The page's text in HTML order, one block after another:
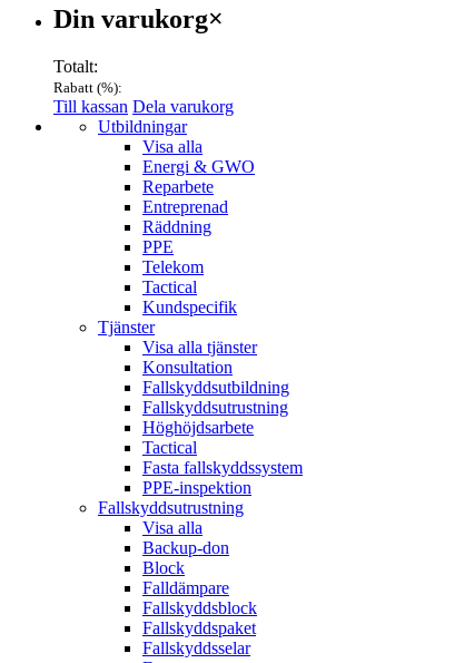
Varukorg
Din varukorg×
Totalt:
Rabatt (%):
Till kassan Dela varukorg
Menu Utbildningar
Visa alla
Energi & GWO
Reparbete
Entreprenad
Räddning
PPE
Telekom
Tactical
Kundspecifik
Tjänster
Visa alla tjänster
Konsultation
Fallskyddsutbildning
Fallskyddsutrustning
Höghöjdsarbete
Tactical
Fasta fallskyddssystem
PPE-inspektion
Fallskyddsutrustning
Visa alla
Backup-don
Block
Falldämpare
Fallskyddsblock
Fallskyddspaket
Fallskyddsselar